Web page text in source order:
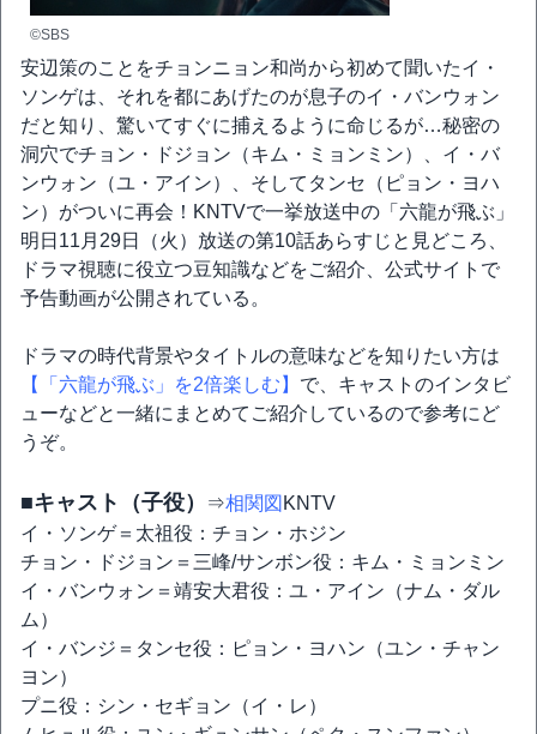
©SBS
安辺策のことをチョンニョン和尚から初めて聞いたイ・
ソンゲは、それを都にあげたのが息子のイ・バンウォン
だと知り、驚いてすぐに捕えるように命じるが…秘密の
洞穴でチョン・ドジョン（キム・ミョンミン）、イ・バ
ンウォン（ユ・アイン）、そしてタンセ（ピョン・ヨハ
ン）がついに再会！KNTVで一挙放送中の「六龍が飛ぶ」
明日11月29日（火）放送の第10話あらすじと見どころ、
ドラマ視聴に役立つ豆知識などをご紹介、公式サイトで
予告動画が公開されている。
ドラマの時代背景やタイトルの意味などを知りたい方は
【「六龍が飛ぶ」を2倍楽しむ】 で、キャストのインタビ
ューなどと一緒にまとめてご紹介しているので参考にど
うぞ。
■キャスト（子役） ⇒相関図 KNTV
イ・ソンゲ＝太祖役：チョン・ホジン
チョン・ドジョン＝三峰/サンボン役：キム・ミョンミン
イ・バンウォン＝靖安大君役：ユ・アイン（ナム・ダル
ム）
イ・バンジ＝タンセ役：ピョン・ヨハン（ユン・チャン
ヨン）
プニ役：シン・セギョン（イ・レ）